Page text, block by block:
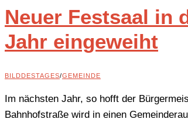
Neuer Festsaal in
Jahr eingeweiht
BILDDESTAGES/GEMEINDE
Im nächsten Jahr, so hofft der
Bahnhofstraße wird in einen